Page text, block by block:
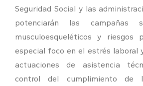
Seguridad Social y las
potenciarán las campañas
musculoesqueléticos y riesgos
especial foco en el estrés laboral
actuaciones de asistencia
control del cumplimiento de